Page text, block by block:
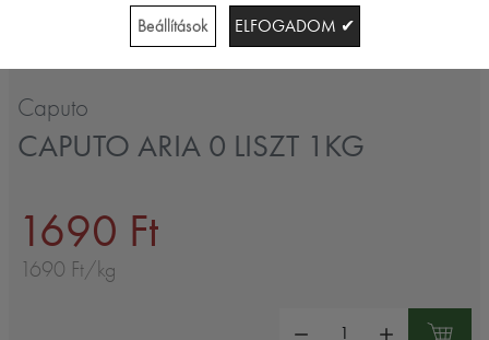
Caputo
CAPUTO ARIA 0 LISZT 1KG
1690 Ft
1690 Ft/kg
Beállítások ELFOGADOM ✔